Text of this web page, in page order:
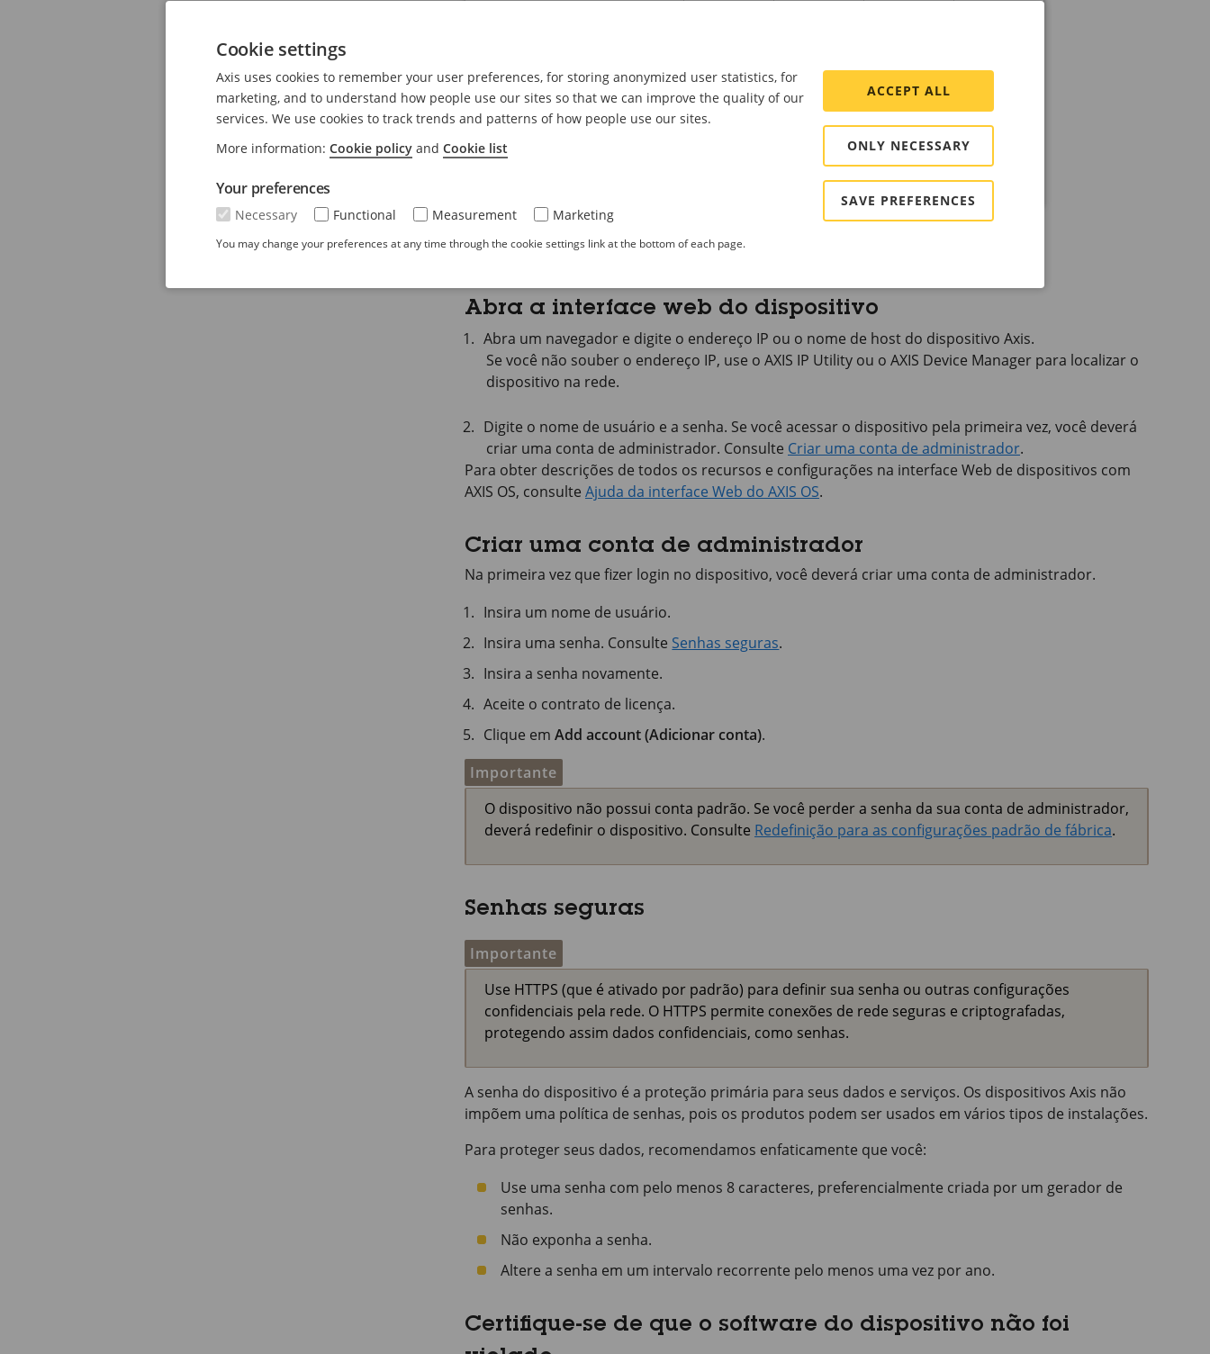
macOS ✓ ✓ *
Linux® ✓ *
*: Compatível com limitações
Abra a interface web do dispositivo
Abra um navegador e digite o endereço IP ou o nome de host do dispositivo Axis.
Se você não souber o endereço IP, use o AXIS IP Utility ou o AXIS Device Manager para localizar o
dispositivo na rede.
Digite o nome de usuário e a senha. Se você acessar o dispositivo pela primeira vez, você deverá
criar uma conta de administrador. Consulte Criar uma conta de administrador.
Para obter descrições de todos os recursos e configurações na interface Web de dispositivos com
AXIS OS, consulte Ajuda da interface Web do AXIS OS.
Criar uma conta de administrador
Na primeira vez que fizer login no dispositivo, você deverá criar uma conta de administrador.
Insira um nome de usuário.
Insira uma senha. Consulte Senhas seguras.
Insira a senha novamente.
Aceite o contrato de licença.
Clique emAdd account (Adicionar conta).
Importante
O dispositivo não possui conta padrão. Se você perder a senha da sua conta de administrador,
deverá redefinir o dispositivo. Consulte Redefinição para as configurações padrão de fábrica.
Senhas seguras
Importante
Use HTTPS (que é ativado por padrão) para definir sua senha ou outras configurações
confidenciais pela rede. O HTTPS permite conexões de rede seguras e criptografadas,
protegendo assim dados confidenciais, como senhas.
A senha do dispositivo é a proteção primária para seus dados e serviços. Os dispositivos Axis não
impõem uma política de senhas, pois os produtos podem ser usados em vários tipos de instalações.
Para proteger seus dados, recomendamos enfaticamente que você:
Use uma senha com pelo menos 8 caracteres, preferencialmente criada por um gerador de
senhas.
Não exponha a senha.
Altere a senha em um intervalo recorrente pelo menos uma vez por ano.
Certifique-se de que o software do dispositivo não foi
Cookie settings
Axis uses cookies to remember your user preferences, for storing anonymized user statistics, for
marketing, and to understand how people use our sites so that we can improve the quality of our
services. We use cookies to track trends and patterns of how people use our sites.
More information: Cookie policy and Cookie list
Your preferences
Necessary Functional Measurement Marketing
You may change your preferences at any time through the cookie settings link at the bottom of each page.
ACCEPT ALL
ONLY NECESSARY
SAVE PREFERENCES